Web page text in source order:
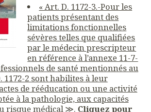
« Art. D. 1172-3.-Pour les
patients présentant des
limitations fonctionnelles
sévères telles que qualifiées
par le médecin prescripteur
en référence à l’annexe 11-7-
de santé mentionnés au
1172-2 sont habilites à leur
de rééducation ou une activité
à la pathologie, aux capacités
risque médical≫. Cliquez pour